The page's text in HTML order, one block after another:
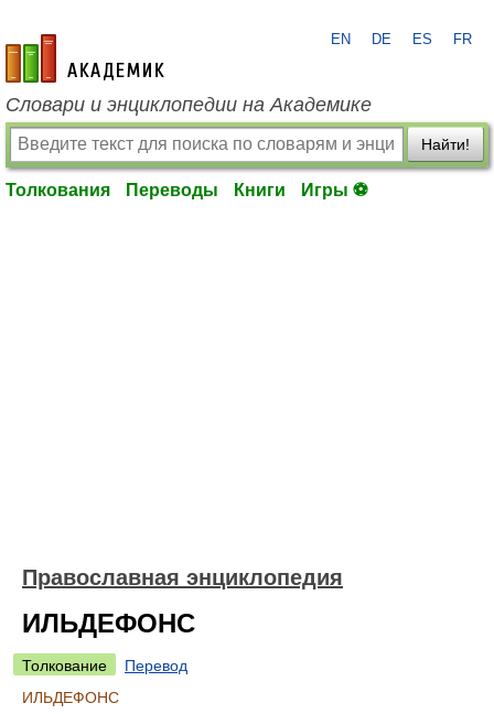
academic.ru
EN DE ES FR
Словари и энциклопедии на Академике
Найти!
Толкования Переводы Книги Игры ⚽
Православная энциклопедия
ИЛЬДЕФОНС
Толкование
Перевод
ИЛЬДЕФОНС